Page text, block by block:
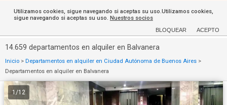
Utilizamos cookies, sigue navegando si aceptas su uso.Utilizamos cookies,
sigue navegando si aceptas su uso. Nuestros socios
BLOQUEAR ACEPTO
14.659 departamentos en alquiler en Balvanera
Inicio > Departamentos en alquiler en Ciudad Autónoma de Buenos Aires >
Departamentos en alquiler en Balvanera
1 /12